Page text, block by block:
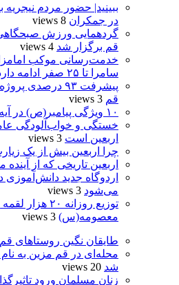
ببینید| حضور مردم نیجریه
در جمکران 8 views
گردهمایی ورزش
قم برگزار شد 4 views
خدمت‌رسانی موکب
سامرا تا ۲۵ صفر ادامه دارد
پیشرفت ۹۳
قم 3 views
۱۰ ویژگی پیامبر(ص) در آیه ۱۵۷ سوره اعراف
خستگی و خواب‌آلودگی
اربعین است 3 views
چرا اربعین بیش از یک
اربعین تاریخی که از آینده
اردوگاه جدید
می‌شود 3 views
توزیع
معصومه(س) 3 views
طایقان نگین روستاهای قم
محله‌ای در قم مزین به
شد 20 views
زنان مسلمان ورود